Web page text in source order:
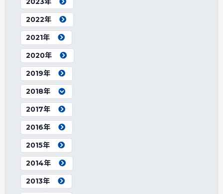
2022年
2021年
2020年
2019年
2018年
2017年
2016年
2015年
2014年
2013年